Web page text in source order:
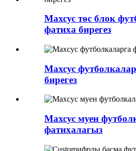
Махсус төс блок
фатиха бирегез
Махсус
бирегез
Махсус муен
фатихалагыз